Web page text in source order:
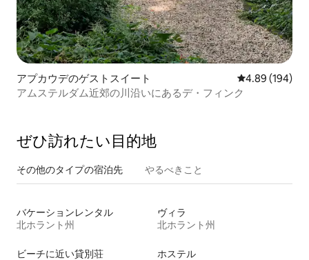
アプカウデのゲストスイート レビュー194
4.89 (194)
アムステルダム近郊の川沿いにあるデ・フィンク
ぜひ訪⁠れ⁠た⁠い目⁠的⁠地
その他のタ⁠イ⁠プ⁠の宿⁠泊⁠先 やるべきこと
バケーションレンタル
北ホラント州
ヴィラ
北ホラント州
ビーチに近い貸別荘
ホステル